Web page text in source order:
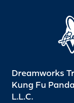
Dreamworks
Kung Fu
L.L.C.